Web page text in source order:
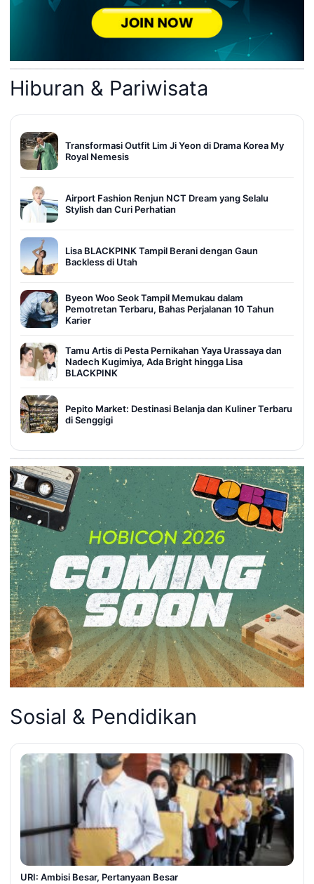
Hiburan & Pariwisata
Transformasi Outfit Lim Ji Yeon di Drama Korea My
Royal Nemesis
Airport Fashion Renjun NCT Dream yang Selalu
Stylish dan Curi Perhatian
Lisa BLACKPINK Tampil Berani dengan Gaun
Backless di Utah
Byeon Woo Seok Tampil Memukau dalam
Pemotretan Terbaru, Bahas Perjalanan 10 Tahun
Karier
Tamu Artis di Pesta Pernikahan Yaya Urassaya dan
Nadech Kugimiya, Ada Bright hingga Lisa
BLACKPINK
Pepito Market: Destinasi Belanja dan Kuliner Terbaru
di Senggigi
Sosial & Pendidikan
URI: Ambisi Besar, Pertanyaan Besar